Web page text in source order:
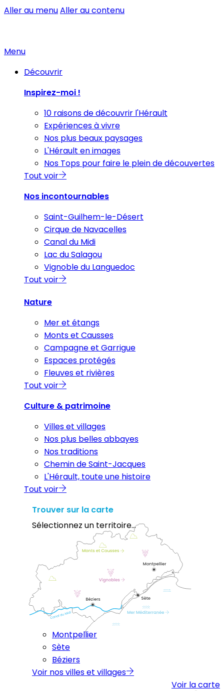
Aller au menuAller au contenu
Menu
Découvrir
Inspirez-moi !
10 raisons de découvrir l'Hérault
Expériences à vivre
Nos plus beaux paysages
L'Hérault en images
Nos Tops pour faire le plein de découvertes
Tout voir
Nos incontournables
Saint-Guilhem-le-Désert
Cirque de Navacelles
Canal du Midi
Lac du Salagou
Vignoble du Languedoc
Tout voir
Nature
Mer et étangs
Monts et Causses
Campagne et Garrigue
Espaces protégés
Fleuves et rivières
Tout voir
Culture & patrimoine
Villes et villages
Nos plus belles abbayes
Nos traditions
Chemin de Saint-Jacques
L'Hérault, toute une histoire
Tout voir
Trouver sur la carte
Sélectionnez un territoire...
Montpellier
Sète
Béziers
Voir nos villes et villages
Voir la carte